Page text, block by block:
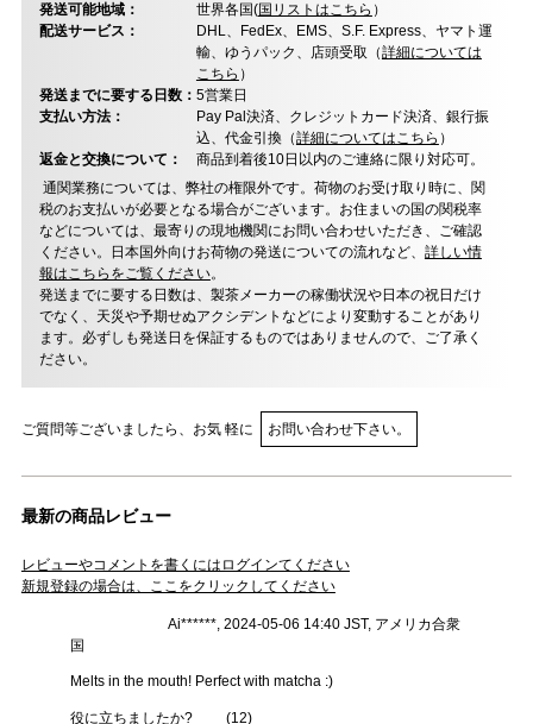
発送可能地域： 世界各国(国リストはこちら ）
配送サービス：
DHL、FedEx、EMS、S.F. Express、ヤマト運
輸、ゆうパック、店頭受取（詳細については
こちら ）
発送までに要する日数： 5営業日
支払い方法：
Pay Pal決済、クレジットカード決済、銀行振
込、代金引換（詳細についてはこちら ）
返金と交換について：
商品到着後10日以内のご連絡に限り対応可。
通関業務については、弊社の権限外です。荷物のお受け取り時に、関
税のお支払いが必要となる場合がございます。お住まいの国の関税率
などについては、最寄りの現地機関にお問い合わせいただき、ご確認
ください。日本国外向けお荷物の発送についての流れなど、 詳しい情
報はこちらをご覧ください。
発送までに要する日数は、製茶メーカーの稼働状況や日本の祝日だけ
でなく、天災や予期せぬアクシデントなどにより変動することがあり
ます。必ずしも発送日を保証するものではありませんので、ご了承く
ださい。
ご質問等ございましたら、お気 軽に お問い合わせ下さい。
最新の商品レビュー
レビューやコメントを書くにはログインてください
新規登録の場合は、ここをクリックしてください
Ai******, 2024-05-06 14:40 JST, アメリカ合衆
国
Melts in the mouth! Perfect with matcha :)
役に立ちましたか? (12)